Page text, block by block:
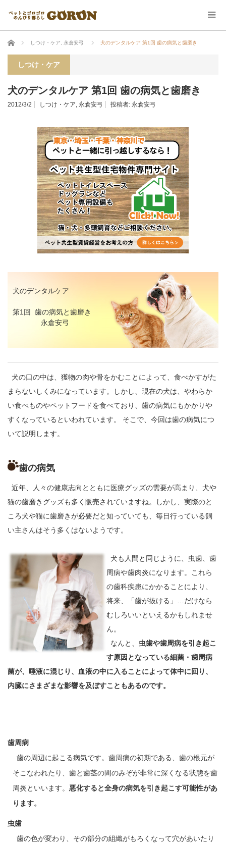
ホーム しつけ・ケア 永倉安弓 犬のデンタルケア 第1回 歯の病気と歯磨き
しつけ・ケア
犬のデンタルケア 第1回 歯の病気と歯磨き
2012/3/2 しつけ・ケア, 永倉安弓 投稿者: 永倉安弓
犬のデンタルケア
第1回 歯の病気と歯磨き
永倉安弓
犬の口の中は、獲物の肉や骨をかむことによって、食べかすがた
まらないしくみになっています。しかし、現在の犬は、やわらか
い食べものやペットフードを食べており、歯の病気にもかかりや
すくなっているといわれています。 そこで、今回は歯の病気につ
いて説明します。
歯の病気
近年、人々の健康志向とともに医療グッズの需要が高まり、犬や
猫の歯磨きグッズも多く販売されていますね。しかし、実際のと
ころ犬や猫に歯磨きが必要だと知っていても、毎日行っている飼
い主さんはそう多くはないようです。
犬も人間と同じように、虫歯、歯
周病や歯肉炎になります。これら
の歯科疾患にかかることにより、
将来、「歯が抜ける」…だけなら
むしろいいといえるかもしれませ
ん。
なんと、 虫歯や歯周病を引き起こ
す原因となっている細菌・歯周病
菌が、唾液に混じり、血液の中に入ることによって体中に回り、
内臓にさまざまな影響を及ぼすこともあるのです。
歯周病
歯の周辺に起こる病気です。歯周病の初期である、歯の根元が
そこなわれたり、歯と歯茎の間のみぞが非常に深くなる状態を歯
周炎といいます。 悪化すると全身の病気を引き起こす可能性があ
ります。
虫歯
歯の色が変わり、その部分の組織がもろくなって穴があいたり